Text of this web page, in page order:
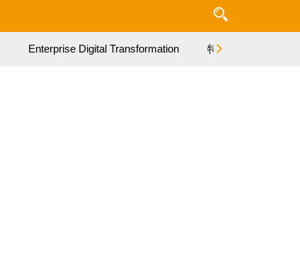
Enterprise Digital Transformation 特集